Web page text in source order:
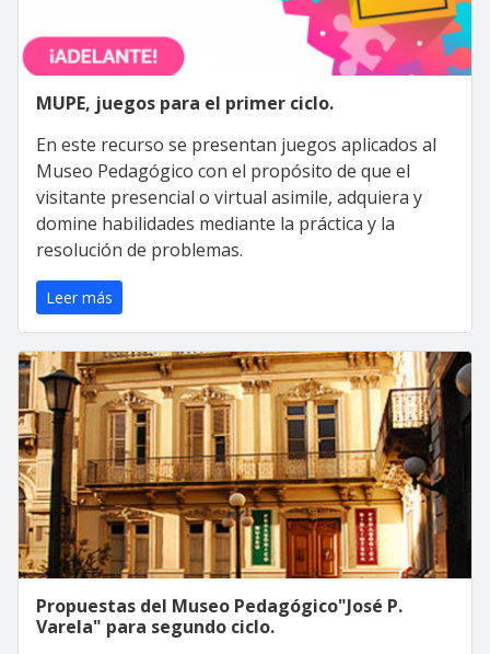
MUPE, juegos para el primer ciclo.
En este recurso se presentan juegos aplicados al
Museo Pedagógico con el propósito de que el
visitante presencial o virtual asimile, adquiera y
domine habilidades mediante la práctica y la
resolución de problemas.
Leer más
Propuestas del Museo Pedagógico"José P.
Varela" para segundo ciclo.